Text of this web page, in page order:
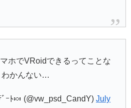
ホでVRoidできるってことな
かんない…
ｰﾄ🍬 (@vw_psd_CandY)July